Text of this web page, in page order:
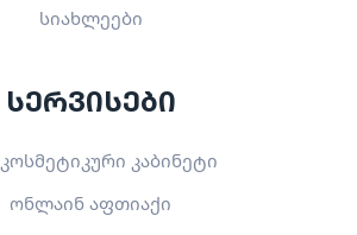
სიახლეები
სერვისები
კაბინეტი
ონლაინ აფთიაქი